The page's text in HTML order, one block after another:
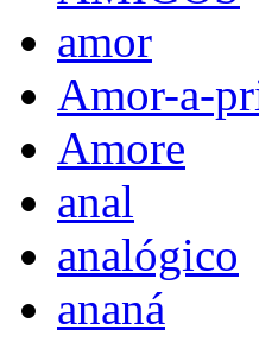
amor
Amor-a-
Amore
anal
analógico
ananá